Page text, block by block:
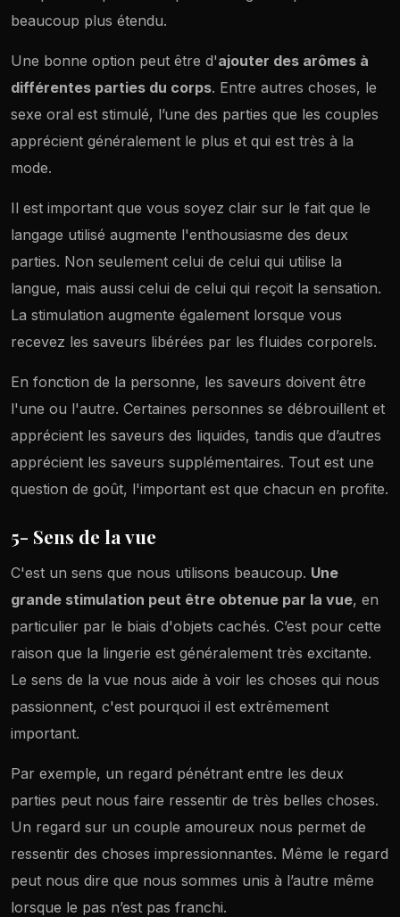
beaucoup plus étendu.
Une bonne option peut être d'ajouter des arômes à
différentes parties du corps. Entre autres choses, le
sexe oral est stimulé, l’une des parties que les couples
apprécient généralement le plus et qui est très à la
mode.
Il est important que vous soyez clair sur le fait que le
langage utilisé augmente l'enthousiasme des deux
parties. Non seulement celui de celui qui utilise la
langue, mais aussi celui de celui qui reçoit la sensation.
La stimulation augmente également lorsque vous
recevez les saveurs libérées par les fluides corporels.
En fonction de la personne, les saveurs doivent être
l'une ou l'autre. Certaines personnes se débrouillent et
apprécient les saveurs des liquides, tandis que d’autres
apprécient les saveurs supplémentaires. Tout est une
question de goût, l'important est que chacun en profite.
5- Sens de la vue
C'est un sens que nous utilisons beaucoup. Une
grande stimulation peut être obtenue par la vue, en
particulier par le biais d'objets cachés. C’est pour cette
raison que la lingerie est généralement très excitante.
Le sens de la vue nous aide à voir les choses qui nous
passionnent, c'est pourquoi il est extrêmement
important.
Par exemple, un regard pénétrant entre les deux
parties peut nous faire ressentir de très belles choses.
Un regard sur un couple amoureux nous permet de
ressentir des choses impressionnantes. Même le regard
peut nous dire que nous sommes unis à l’autre même
lorsque le pas n’est pas franchi.